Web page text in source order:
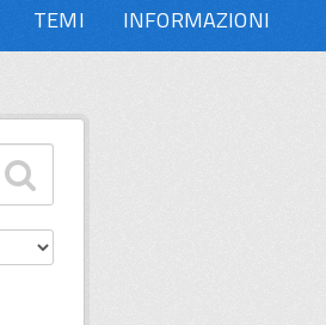
TEMI INFORMAZIONI